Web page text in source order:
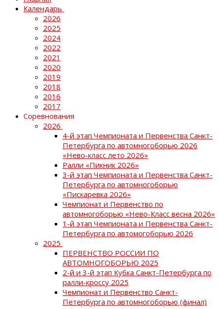
Календарь
2026
2025
2024
2022
2021
2020
2019
2018
2016
2017
Соревнования
2026
4-й этап Чемпионата и Первенства Санкт-
Петербурга по автомногоборью 2026
«Нево-класс лето 2026»
Ралли «Пикник 2026»
3-й этап Чемпионата и Первенства Санкт-
Петербурга по автомногоборью
«Пискаревка 2026»
Чемпионат и Первенство по
автомногоборью «Нево-Класс весна 2026»
1-й этап Чемпионата и Первенства Санкт-
Петербурга по автомогоборью 2026
2025
ПЕРВЕНСТВО РОССИИ ПО
АВТОМНОГОБОРЬЮ 2025
2-й и 3-й этап Кубка Санкт-Петербурга по
ралли-кроссу 2025
Чемпионат и Первенство Санкт-
Петербурга по автомногоборью (финал)